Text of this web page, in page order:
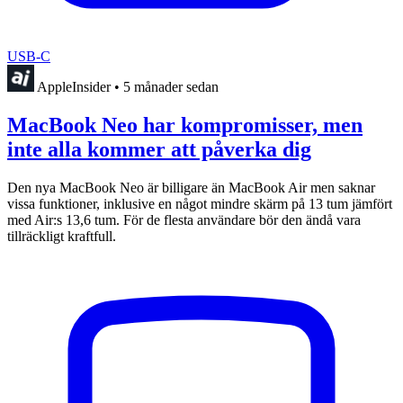
USB-C
AppleInsider • 5 månader sedan
MacBook Neo har kompromisser, men
inte alla kommer att påverka dig
Den nya MacBook Neo är billigare än MacBook Air men saknar
vissa funktioner, inklusive en något mindre skärm på 13 tum jämfört
med Air:s 13,6 tum. För de flesta användare bör den ändå vara
tillräckligt kraftfull.